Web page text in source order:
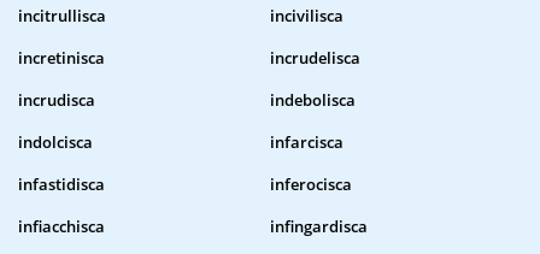
incitrullisca
incivilisca
incretinisca
incrudelisca
incrudisca
indebolisca
indolcisca
infarcisca
infastidisca
inferocisca
infiacchisca
infingardisca